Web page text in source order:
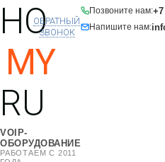
HO
MY
RU
VOIP-
ОБОРУДОВАНИЕ
РАБОТАЕМ С 2011
Позвоните нам:+7
Напишите нам:
ОБРАТНЫЙ
ЗВОНОК